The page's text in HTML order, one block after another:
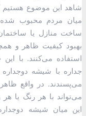
شاهد این موضوع هستیم
میان مردم محبوب شده
ساخت منازل یا
بهبود کیفیت ظاهر و
استفاده می‌کنند. با
جداره با شیشه دوجداره
می‌پسندند. در واقع
می‌تواند با هر رنگ یا
این میان شیشه